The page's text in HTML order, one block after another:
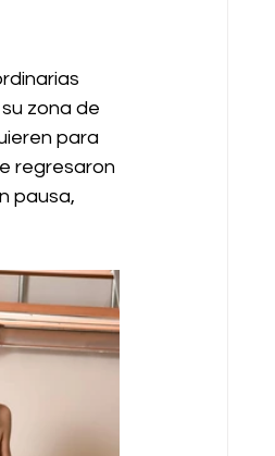
zona de
para
regresaron
pausa,